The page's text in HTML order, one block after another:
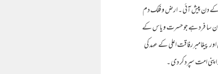
وفات کے دن پیش آئی ۔ ارض و فلک دم
کون سا فرد ہے جو حسرت و یاس کے
پیغامبررفاقت اعلی کے عہد کی
امت سپرد کر دی ۔